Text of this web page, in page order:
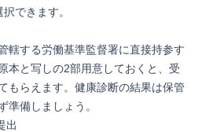
できます。
轄する労働基準監督署に直接持参す
本と写しの2部用意しておくと、受
もらえます。健康診断の結果は保管
準備しましょう。
出